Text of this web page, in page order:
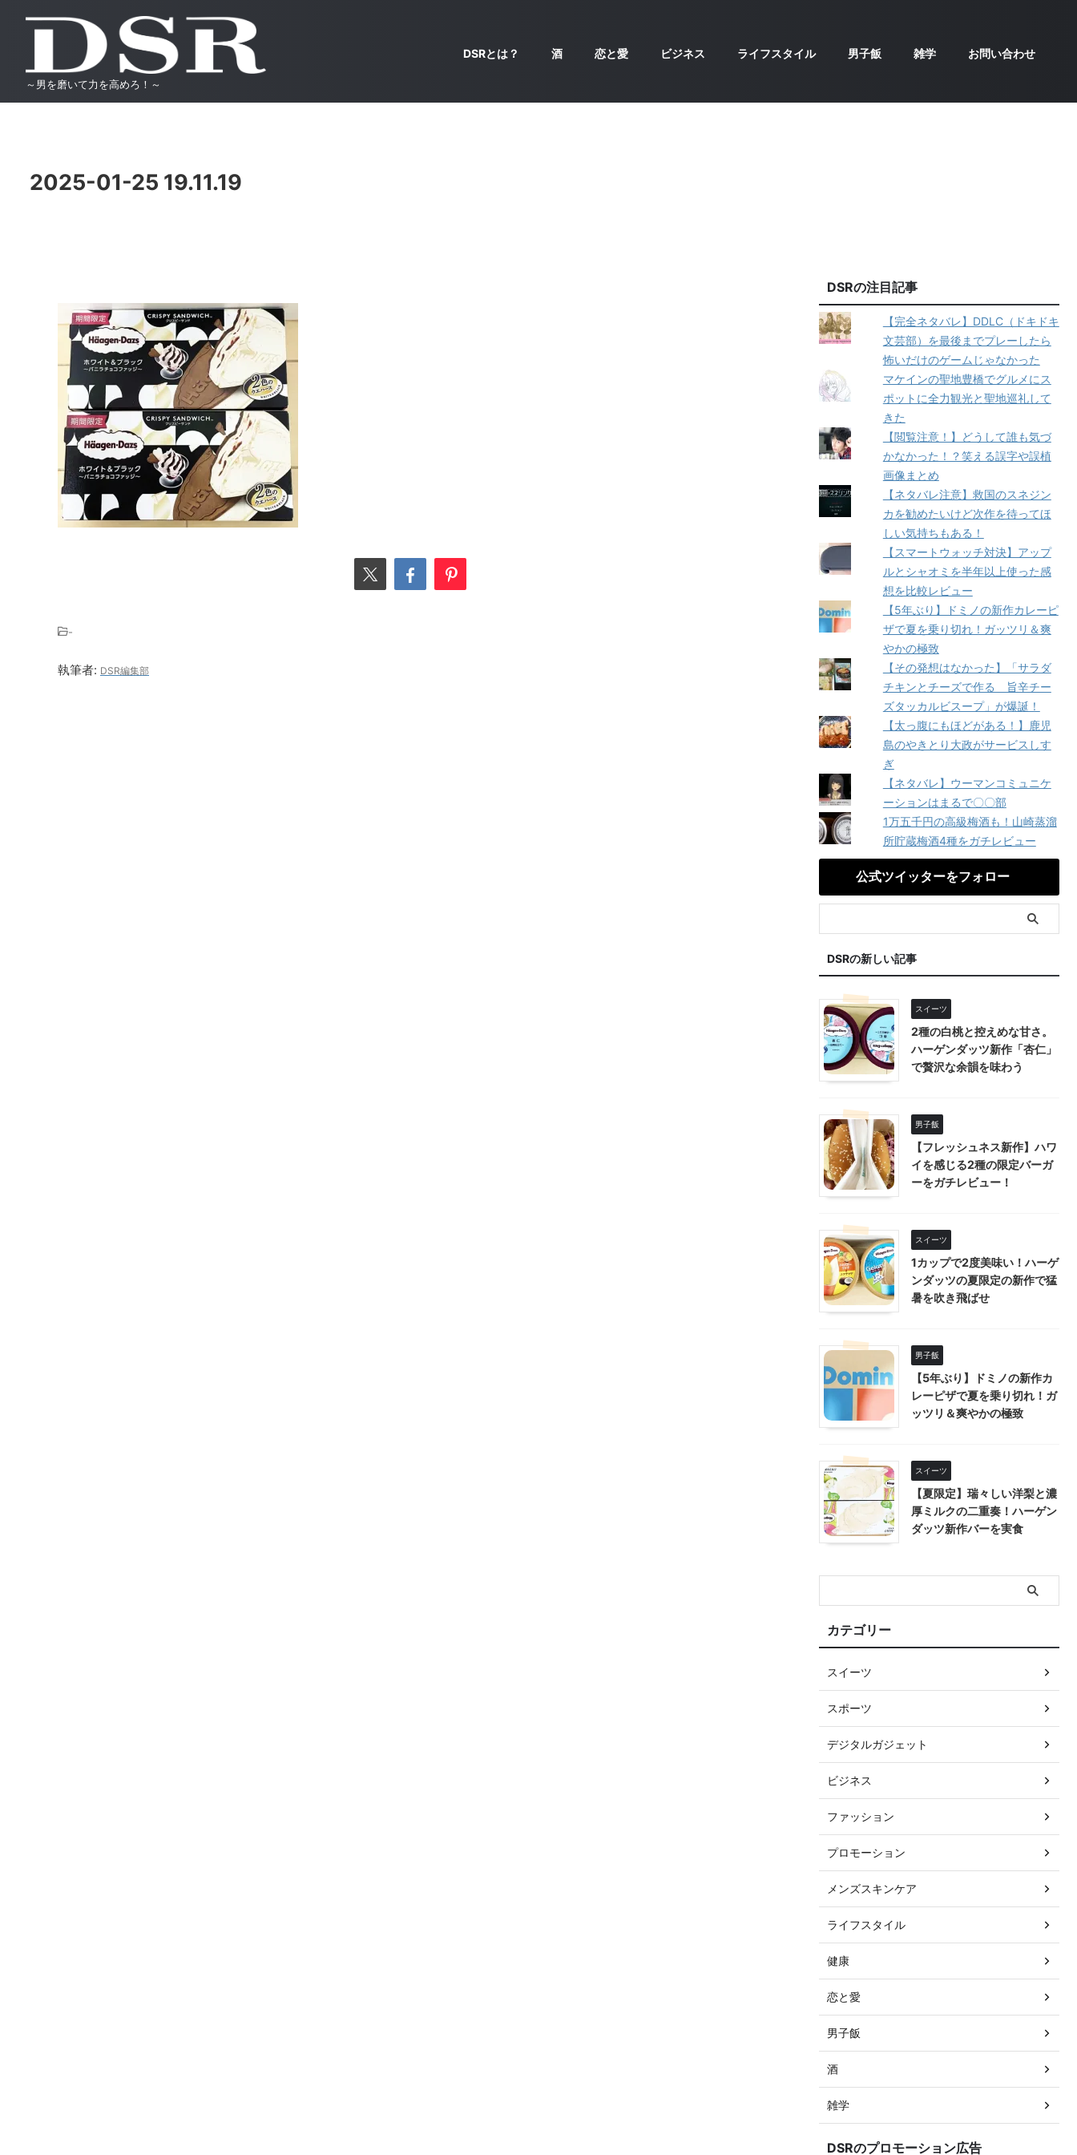
～男を磨いて力を高めろ！～
DSRとは？ 酒 恋と愛 ビジネス ライフスタイル 男子飯 雑学 お問い合わせ
2025-01-25 19.11.19
-
執筆者: DSR編集部
DSRの注目記事
【完全ネタバレ】DDLC（ドキドキ
文芸部）を最後までプレーしたら
怖いだけのゲームじゃなかった
マケインの聖地豊橋でグルメにス
ポットに全力観光と聖地巡礼して
きた
【閲覧注意！】どうして誰も気づ
かなかった！？笑える誤字や誤植
画像まとめ
【ネタバレ注意】救国のスネジン
カを勧めたいけど次作を待ってほ
しい気持ちもある！
【スマートウォッチ対決】アップ
ルとシャオミを半年以上使った感
想を比較レビュー
【5年ぶり】ドミノの新作カレーピ
ザで夏を乗り切れ！ガッツリ＆爽
やかの極致
【その発想はなかった】「サラダ
チキンとチーズで作る 旨辛チー
ズタッカルビスープ」が爆誕！
【太っ腹にもほどがある！】鹿児
島のやきとり大政がサービスしす
ぎ
【ネタバレ】ウーマンコミュニケ
ーションはまるで〇〇部
1万五千円の高級梅酒も！山崎蒸溜
所貯蔵梅酒4種をガチレビュー
公式ツイッターをフォロー
DSRの新しい記事
スイーツ
2種の白桃と控えめな甘さ。
ハーゲンダッツ新作「杏仁」
で贅沢な余韻を味わう
男子飯
【フレッシュネス新作】ハワ
イを感じる2種の限定バーガ
ーをガチレビュー！
スイーツ
1カップで2度美味い！ハーゲ
ンダッツの夏限定の新作で猛
暑を吹き飛ばせ
男子飯
【5年ぶり】ドミノの新作カ
レーピザで夏を乗り切れ！ガ
ッツリ＆爽やかの極致
スイーツ
【夏限定】瑞々しい洋梨と濃
厚ミルクの二重奏！ハーゲン
ダッツ新作バーを実食
カテゴリー
スイーツ
スポーツ
デジタルガジェット
ビジネス
ファッション
プロモーション
メンズスキンケア
ライフスタイル
健康
恋と愛
男子飯
酒
雑学
DSRのプロモーション広告